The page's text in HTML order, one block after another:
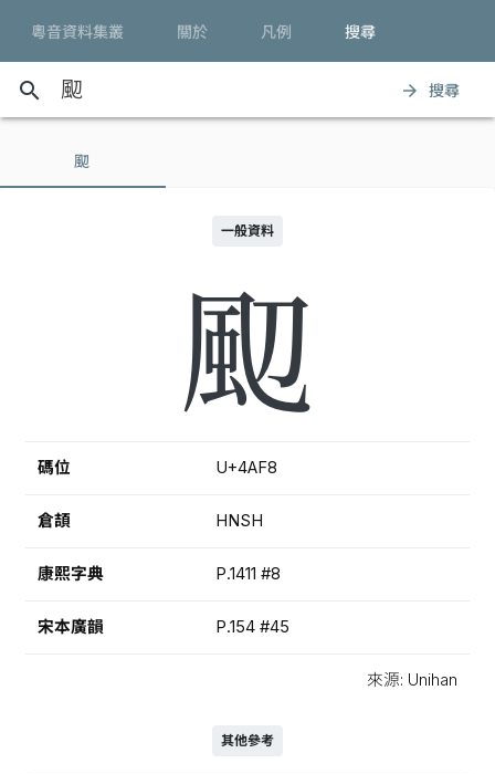
粵音資料集叢 關於 凡例 搜尋
search arrow_forward 搜尋
䫸
一般資料
䫸
碼位 U+4AF8
倉頡 HNSH
康熙字典 P.1411 #8
宋本廣韻 P.154 #45
來源: Unihan
其他參考